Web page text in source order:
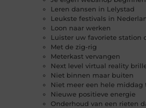
Leren dansen in Lelystad
Leukste festivals in
Loon naar werken
Luister uw favoriete station
Met de zig-rig
Meterkast vervangen
Next level virtual reality
Niet binnen maar buiten
Niet meer een hele middag
Nieuwe positieve energie
Onderhoud van een rieten